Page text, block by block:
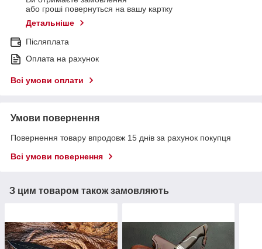
або гроші повернуться на вашу картку
Детальніше
Післяплата
Оплата на рахунок
Всі умови оплати
Умови повернення
Повернення товару впродовж 15 днів за рахунок покупця
Всі умови повернення
З цим товаром також замовляють